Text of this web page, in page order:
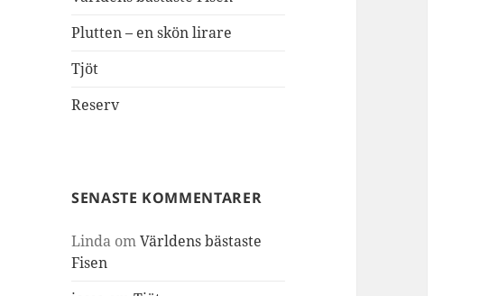
Plutten – en skön lirare
Tjöt
Reserv
SENASTE KOMMENTARER
Linda omVärldens bästaste
Fisen